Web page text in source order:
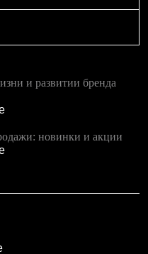
и развитии бренда
новинки и акции